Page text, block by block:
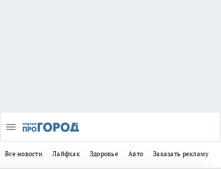
Все новости Лайфхак Здоровье Авто Заказать рекламу